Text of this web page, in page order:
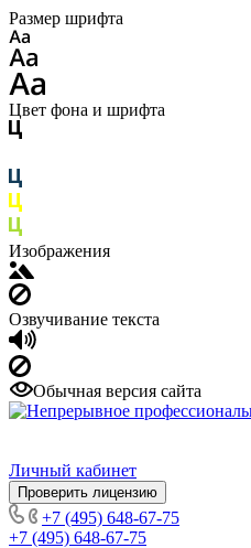
Размер шрифта
Цвет фона и шрифта
Изображения
Озвучивание текста
Обычная версия сайта
Личный кабинет
Проверить лицензию
+7 (495) 648-67-75
+7 (495) 648-67-75